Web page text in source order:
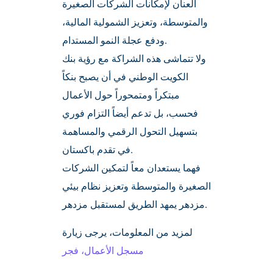
العنان لإمكانات الشركات الصغيرة
والمتوسطة، وتعزيز الشمولية المالية،
ودفع عجلة النمو المستدام.
ولا تتماشى هذه الشراكة مع رؤية بنك
الكويت الوطني في أن يصبح بنكاً
مبتكراً ومتمحوراً حول الأعمال
فحسب، بل تدعم أيضاً التزام فوري
بتسهيل التحول الرقمي والمساهمة
في تقدم باكستان.
فهما يستعدان معاً لتمكين الشركات
الصغيرة والمتوسطة وتعزيز نظام بيئي
مزدهر يمهد الطريق لمستقبل مزدهر.
لمزيد من المعلومات، يرجى زيارة
مسجل الأعمال، فجر